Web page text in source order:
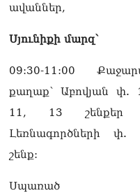
ավաններ,
Սյունիքի մարզ՝
09:30-11:00
քաղաք՝ Աբովյան փ.
11, 13 շենքեր
Լեռնագործների փ.
շենք:
Սպառած